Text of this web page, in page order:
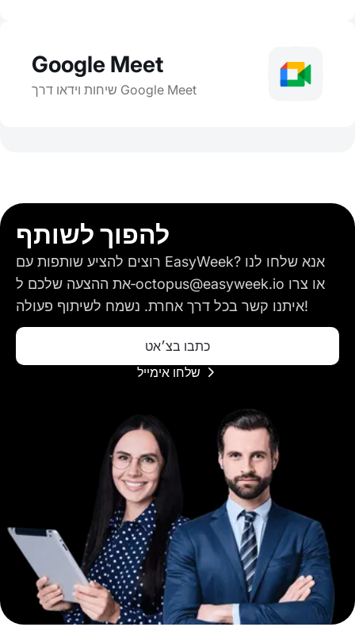
Google Meet
שיחות וידאו דרך Google Meet
להפוך לשותף
רוצים להציע שותפות עם EasyWeek? אנא שלחו לנו
את ההצעה שלכם ל‑octopus@easyweek.io או צרו
איתנו קשר בכל דרך אחרת. נשמח לשיתוף פעולה!
כתבו בצ׳אט
שלחו אימייל